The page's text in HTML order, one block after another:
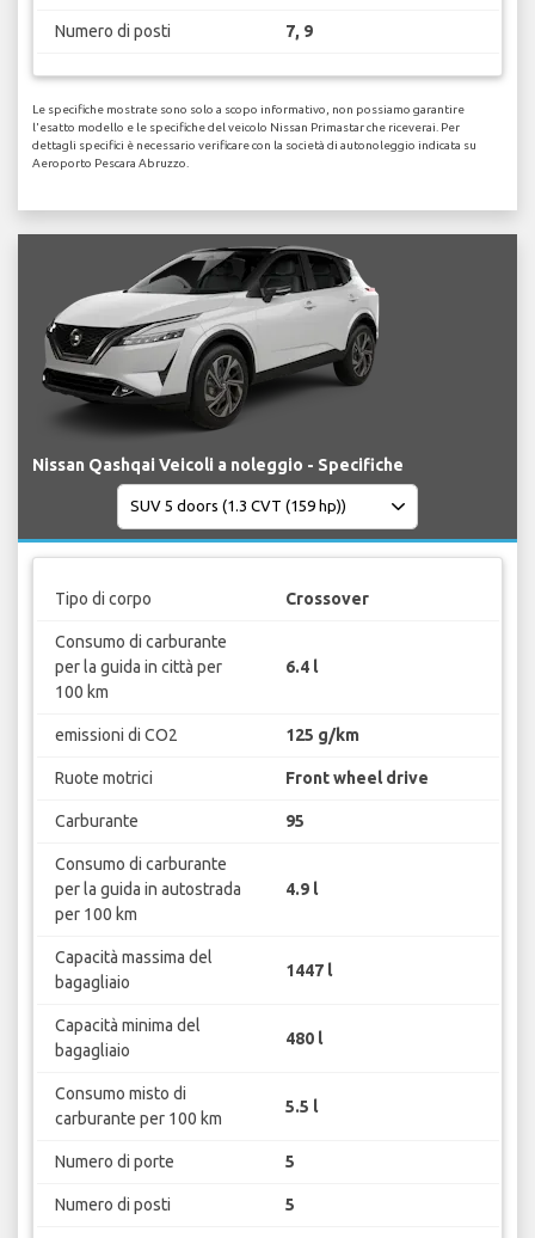
Numero di posti 7, 9
Le specifiche mostrate sono solo a scopo informativo, non possiamo garantire
l'esatto modello e le specifiche del veicolo Nissan Primastar che riceverai. Per
dettagli specifici è necessario verificare con la società di autonoleggio indicata su
Aeroporto Pescara Abruzzo.
Nissan Qashqai Veicoli a noleggio - Specifiche
Tipo di corpo Crossover
Consumo di carburante
per la guida in città per
100 km
6.4 l
emissioni di CO2 125 g/km
Ruote motrici Front wheel drive
Carburante 95
Consumo di carburante
per la guida in autostrada
per 100 km
4.9 l
Capacità massima del
bagagliaio
1447 l
Capacità minima del
bagagliaio
480 l
Consumo misto di
carburante per 100 km
5.5 l
Numero di porte 5
Numero di posti 5